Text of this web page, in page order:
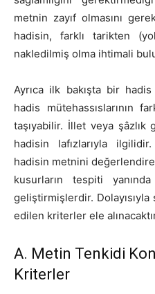
metnin zayıf olmasını
hadisin, farklı tarikten
nakledilmiş olma ihtimali
Ayrıca ilk bakışta bir
hadis mütehassıslarının
taşıyabilir. İllet veya
hadisin lafızlarıyla
hadisin metnini
kusurların tespiti
geliştirmişlerdir. Dolayısıyla
edilen kriterler ele
A. Metin Tenkidi
Kriterler